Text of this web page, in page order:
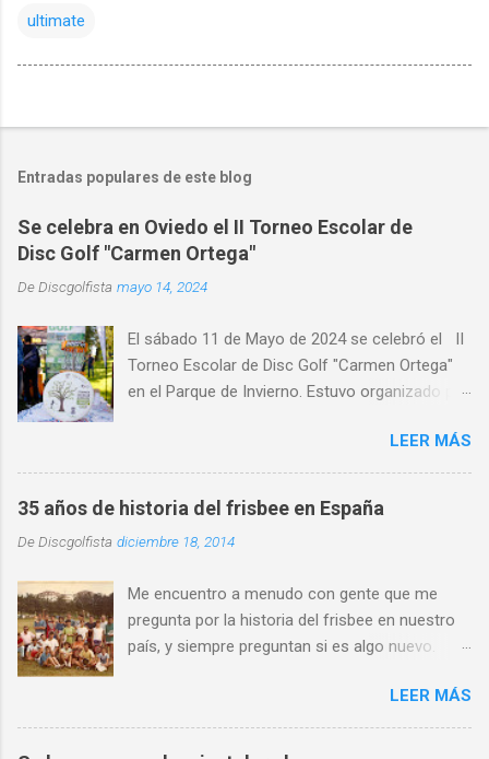
ultimate
Entradas populares de este blog
Se celebra en Oviedo el II Torneo Escolar de
Disc Golf "Carmen Ortega"
DeDiscgolfista mayo 14, 2024
El sábado 11 de Mayo de 2024 se celebró el II
Torneo Escolar de Disc Golf "Carmen Ortega"
en el Parque de Invierno. Estuvo organizado por
de CRK Disc Golf e INNOVA Discs y con la
participación de medio centenar de alumnos de
distintos centros de educativos de Asturias,
primaria y ESO y Bachiller. Alumnado de centros
escolares de distintas localidades de Asturias,
Villaviciosa, Noreña y Oviedo, donde destacó la
al alta participación del IES Leopoldo Alas.
Participó alumnado de quince centros
que pone de manifiesto el crecimiento de este
deporte también en el entorno escolar. Y es
LEER MÁS
35 años de historia del frisbee en España
DeDiscgolfista diciembre 18, 2014
Me encuentro a menudo con gente que me
pregunta por la historia del frisbee en nuestro
país, y siempre preguntan si es algo nuevo.
noción de lo que sucedido en las cinco últimas
décadas aquí os dejo este artículo. Los 70 La
historia del frisbee en España comienza al
LEER MÁS